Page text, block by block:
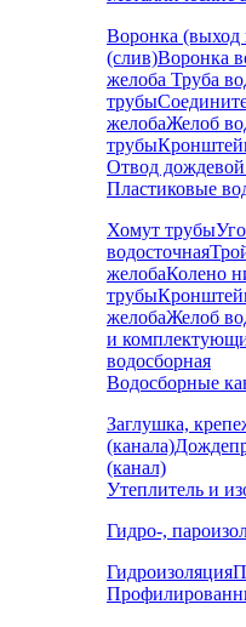
Воронка (выход
(слив)Воронка
желоба Труба
трубы
желобаЖелоб
трубы
Отвод
Пластиковые
Хомут трубы
водосточная
желобаКолено
трубы
желобаЖелоб
и
водосборная
Водосборные
Заглушка,
(канала)
(канал)
Утеплитель и
Гидро-,
Гидроизоляция